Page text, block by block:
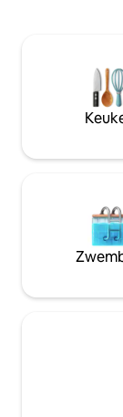
strategische
ervaren als een
van Milaan
meegemaakt!